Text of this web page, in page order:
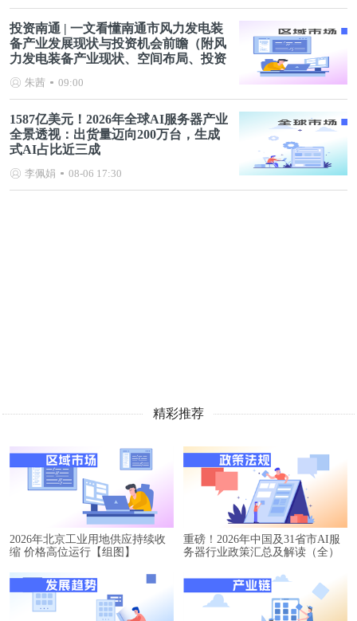
投资南通 | 一文看懂南通市风力发电装
备产业发展现状与投资机会前瞻（附风
力发电装备产业现状、空间布局、投资
朱茜 09:00
1587亿美元！2026年全球AI服务器产业
全景透视：出货量迈向200万台，生成
式AI占比近三成
李佩娟 08-06 17:30
精彩推荐
2026年北京工业用地供应持续收
缩 价格高位运行【组图】
重磅！2026年中国及31省市AI服
务器行业政策汇总及解读（全）